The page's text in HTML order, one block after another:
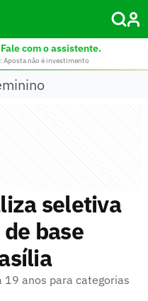
Fale com o assistente.
Aposta não é investimento
seletiva
base
19 anos para categorias